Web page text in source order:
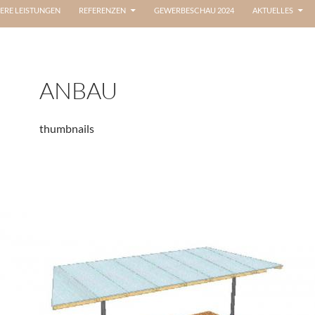
LEISTUNGEN REFERENZEN GEWERBESCHAU 2024 AKTUELLES
ANBAU
thumbnails